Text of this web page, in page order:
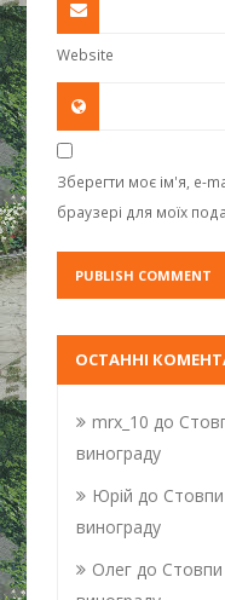
Website
Зберегти моє ім'я, e-
браузері для моїх
ОСТАННІ
mrx_10 до
винограду
Юрій до
винограду
Олег до Стовпи